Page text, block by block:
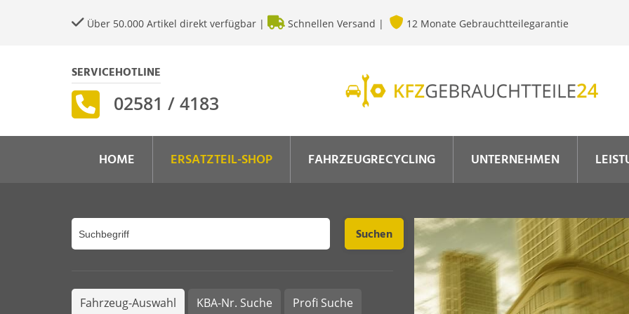
Über 50.000 Artikel direkt verfügbar | Schnellen Versand | 12 Monate Gebrauchtteilegarantie
Chat
SERVICEHOTLINE
02581 / 4183
HOME ERSATZTEIL-SHOP FAHRZEUGRECYCLING UNTERNEHMEN
Fahrzeug-Auswahl KBA-Nr. Suche Profi Suche